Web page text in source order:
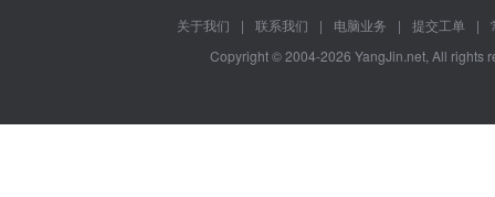
关于我们 | 联系我们 | 电脑业务 | 提交工单 |
Copyright © 2004-2026 YangJin.net, All